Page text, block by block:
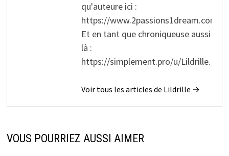
qu'auteure ici :
https://www.2passions1dream.com/.
Et en tant que chroniqueuse aussi
là :
https://simplement.pro/u/Lildrille.
Voir tous les articles de Lildrille →
VOUS POURRIEZ AUSSI AIMER